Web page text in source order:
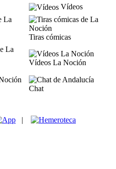
Vídeos
Tiras cómicas
Vídeos La Noción
Chat
|